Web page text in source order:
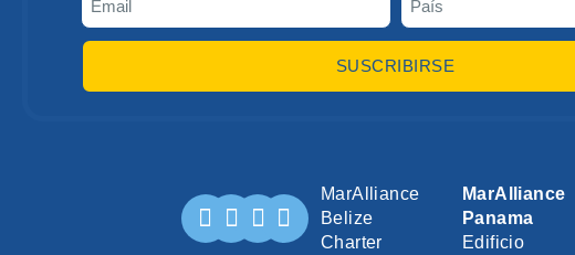
SUSCRIBIRSE
MarAlliance
Belize
Charter
MarAlliance
Panama
Edificio